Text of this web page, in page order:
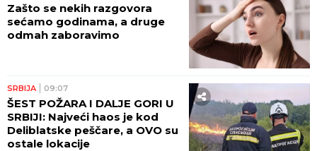
Zašto se nekih razgovora
sećamo godinama, a druge
odmah zaboravimo
SRBIJA 09:07
ŠEST POŽARA I DALJE GORI U
SRBIJI: Najveći haos je kod
Deliblatske peščare, a OVO su
ostale lokacije